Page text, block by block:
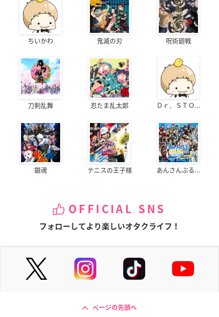
ちいかわ 鬼滅の刃 呪術廻戦
刀剣乱舞 忍たま乱太郎 Ｄｒ．ＳＴＯ...
銀魂 テニスの王子様 あんさんぶる...
OFFICIAL SNS
フォローしてより楽しいオタクライフ！
ページの先頭へ